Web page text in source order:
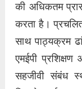
की अधिकतम
करता है।
साथ पाठ्यक्रम
एमईपी
सहजीवी संबंध